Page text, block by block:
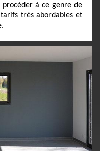
à ce genre de
très abordables et